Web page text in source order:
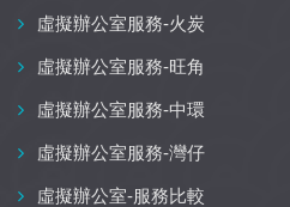
虛擬辦公室服務-火炭
虛擬辦公室服務-旺角
虛擬辦公室服務-中環
虛擬辦公室服務-灣仔
虛擬辦公室-服務比較